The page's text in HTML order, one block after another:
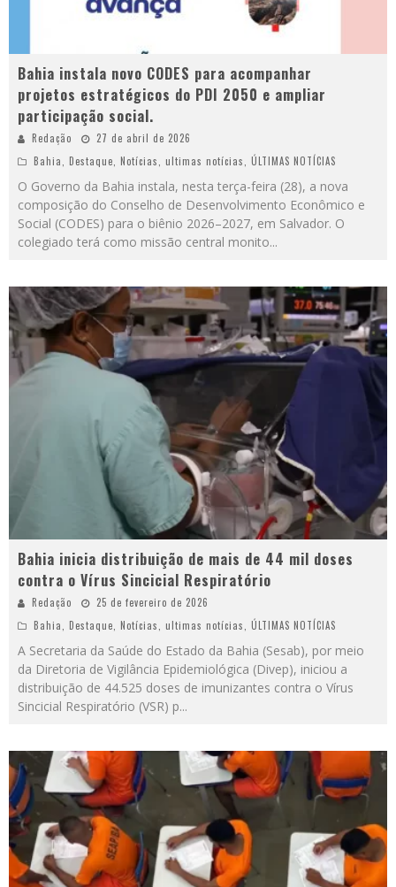
Bahia instala novo CODES para acompanhar
projetos estratégicos do PDI 2050 e ampliar
participação social.
Redação
27 de abril de 2026
Bahia, Destaque, Notícias, ultimas notícias, ÚLTIMAS NOTÍCIAS
O Governo da Bahia instala, nesta terça-feira (28), a nova
composição do Conselho de Desenvolvimento Econômico e
Social (CODES) para o biênio 2026–2027, em Salvador. O
colegiado terá como missão central monito...
Bahia inicia distribuição de mais de 44 mil doses
contra o Vírus Sincicial Respiratório
Redação
25 de fevereiro de 2026
Bahia
Destaque Notícias ultimas notícias ÚLTIMAS NOTÍCIAS
A Secretaria da Saúde do Estado da Bahia (Sesab), por meio
da Diretoria de Vigilância Epidemiológica (Divep), iniciou a
distribuição de 44.525 doses de imunizantes contra o Vírus
Sincicial Respiratório (VSR) p...